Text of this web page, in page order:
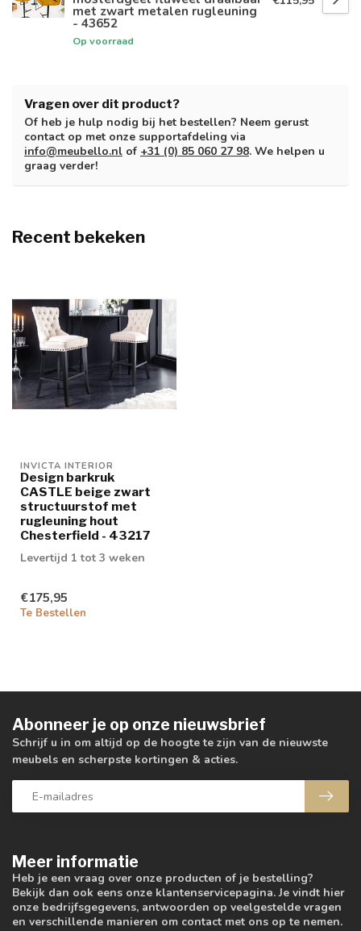
met zwart metalen rugleuning
- 43652
Op voorraad
Vragen over dit product?
Of heb je hulp nodig bij het bestellen? Neem gerust
contact op met onze supportafdeling via
info@meubello.nl of +31 (0) 85 060 27 98. We helpen u
graag verder!
Recent bekeken
INVICTA INTERIOR
Design barkruk
CASTLE beige zwart
structuurstof met
rugleuning hout
Chesterfield - 43217
Levertijd 1 tot 3 weken
€175,95
Te Bestellen
Meer informatie
Heb je een vraag over onze producten of je bestelling?
Bekijk dan ook eens onze klantenservicepagina. Je vindt hier
onze bedrijfsgegevens, antwoorden op veelgestelde vragen
en verschillende manieren om contact met ons op te nemen.
Abonneer je op onze nieuwsbrief
Schrijf u in om altijd op de hoogte te zijn van de nieuwste
meubels en scherpste kortingen & acties.